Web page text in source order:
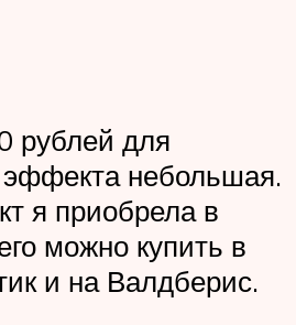
рублей для
эффекта небольшая.
я приобрела в
можно купить в
и на Валдберис.